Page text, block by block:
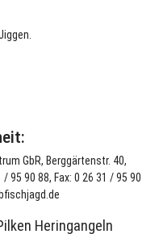
GbR, Berggärtenstr. 40,
95 90 88, Fax: 0 26 31 / 95 90
Heringangeln